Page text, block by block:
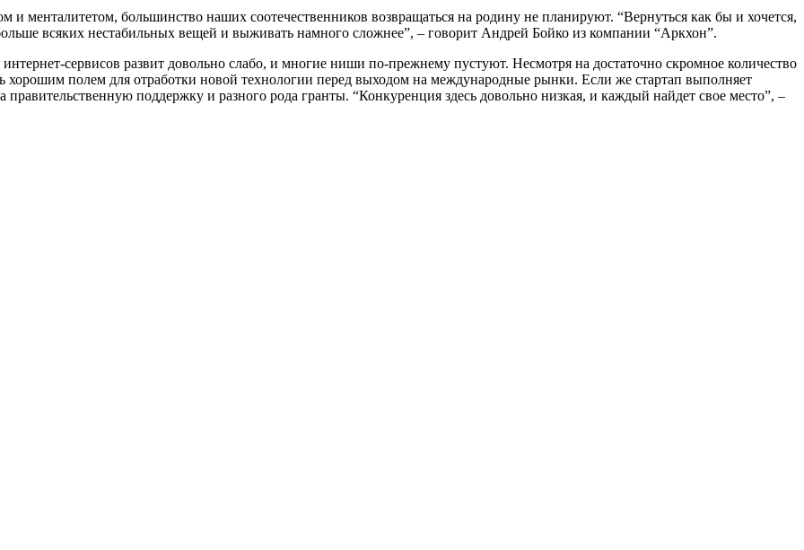
менталитетом, большинство наших соотечественников возвращаться на родину не планируют. “Вернуться как бы и хочется,
всяких нестабильных вещей и выживать намного сложнее”, – говорит Андрей Бойко из компании “Аркхон”.
сервисов развит довольно слабо, и многие ниши по-прежнему пустуют. Несмотря на достаточно скромное количество
хорошим полем для отработки новой технологии перед выходом на международные рынки. Если же стартап выполняет
поддержку и разного рода гранты. “Конкуренция здесь довольно низкая, и каждый найдет свое место”, –